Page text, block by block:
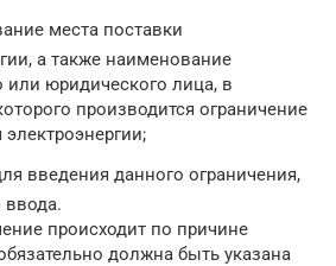
места поставки
а также наименование
или юридического лица, в
производится ограничение
введения данного ограничения,
ввода.
происходит по причине
должна быть указана